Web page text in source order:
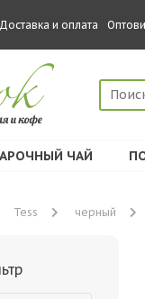
Доставка и оплата
ЧАЙ
Tess черный